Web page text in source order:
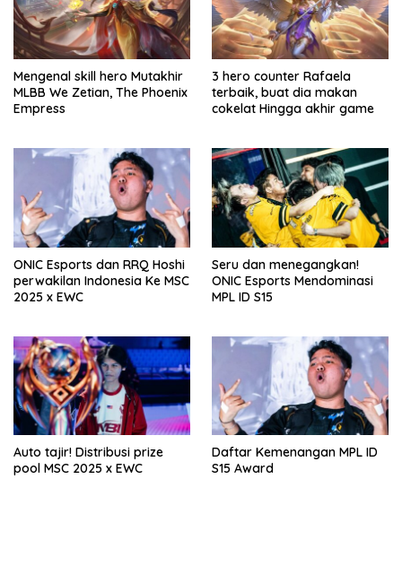
Mengenal skill hero Mutakhir
MLBB We Zetian, The Phoenix
Empress
3 hero counter Rafaela
terbaik, buat dia makan
cokelat Hingga akhir game
ONIC Esports dan RRQ Hoshi
perwakilan Indonesia Ke MSC
2025 x EWC
Seru dan menegangkan!
ONIC Esports Mendominasi
MPL ID S15
Auto tajir! Distribusi prize
pool MSC 2025 x EWC
Daftar Kemenangan MPL ID
S15 Award